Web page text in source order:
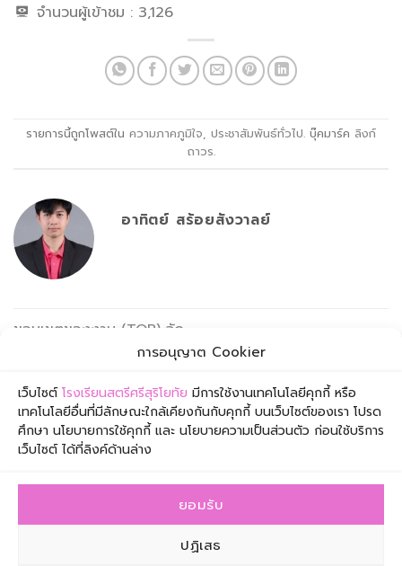
การอนุญาต Cookier
เว็บไซต์โรงเรียนสตรีศรีสุริโยทัย มีการใช้งานเทคโนโลยีคุกกี้ หรือ
เทคโนโลยีอื่นที่มีลักษณะใกล้เคียงกันกับคุกกี้ บนเว็บไซต์ของเรา โปรด
ศึกษา นโยบายการใช้คุกกี้ และ นโยบายความเป็นส่วนตัว ก่อนใช้บริการ
เว็บไซต์ ได้ที่ลิงค์ด้านล่าง
ยอมรับ
ปฏิเสธ
จำนวนผู้เข้าชม : 3,126
รายการนี้ถูกโพสต์ใน ความภาคภูมิใจ, ประชาสัมพันธ์ทั่วไป. บุ๊คมาร์ค ลิงก์
ถาวร.
อาทิตย์ สร้อยสังวาลย์
ขอบเขตของงาน (TOR) จัด
ชื้อเครื่องคอมพิวเตอร์ สำหรับ ตารางสอบปลายภาค 2/2566
โรงเรียนสตรีศรีสุริโยทัย เลขที่ 1 ซอยเจริญกรุง 57 ถนน
เจริญกรุง เขตสาทร กรุงเทพมหานคร 10120